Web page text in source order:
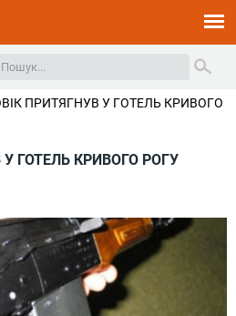
ПРИТЯГНУВ У ГОТЕЛЬ КРИВОГО
ГОТЕЛЬ КРИВОГО РОГУ